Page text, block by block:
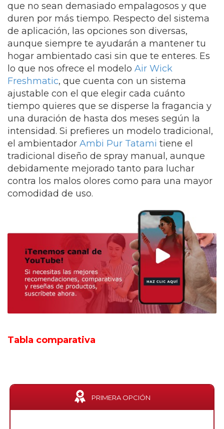
que no sean demasiado empalagosos y que
duren por más tiempo. Respecto del sistema
de aplicación, las opciones son diversas,
aunque siempre te ayudarán a mantener tu
hogar ambientado casi sin que te enteres. Es
lo que nos ofrece el modelo Air Wick
Freshmatic, que cuenta con un sistema
ajustable con el que elegir cada cuánto
tiempo quieres que se disperse la fragancia y
una duración de hasta dos meses según la
intensidad. Si prefieres un modelo tradicional,
el ambientador Ambi Pur Tatami tiene el
tradicional diseño de spray manual, aunque
debidamente mejorado tanto para luchar
contra los malos olores como para una mayor
comodidad de uso.
Tabla comparativa
PRIMERA OPCIÓN